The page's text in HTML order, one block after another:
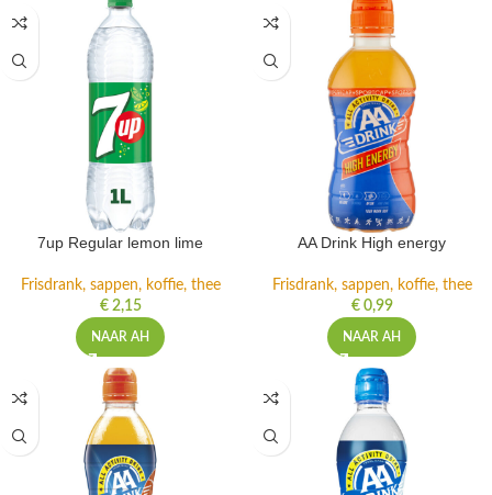
7up Regular lemon lime
Frisdrank, sappen, koffie, thee
€2,15
NAAR AH
AA Drink High energy
Frisdrank, sappen, koffie, thee
€0,99
NAAR AH